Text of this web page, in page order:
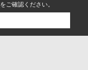
をご確認ください。